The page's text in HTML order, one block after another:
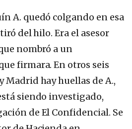
A. quedó colgando en esa
del hilo. Era el asesor
nombró a un
firmara. En otros seis
Madrid hay huellas de A.,
siendo investigado,
de El Confidencial. Se